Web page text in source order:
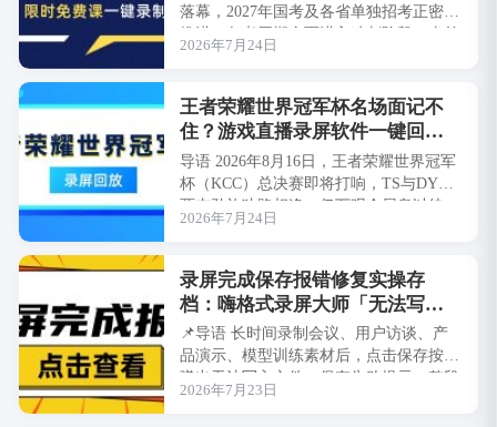
落幕，2027年国考及各省单独招考正密集
推进，备考周期全面进入冲刺阶段。当前
各大公考培训平台频繁推出限时免···
2026年7月24日
王者荣耀世界冠军杯名场面记不
住？游戏直播录屏软件一键回放
无遗憾
导语 2026年8月16日，王者荣耀世界冠军
杯（KCC）总决赛即将打响，TS与DYG
两支劲旅狭路相逢，亿万观众屏息以待。
团战逆转、极限翻盘、五杀收割——···
2026年7月24日
录屏完成保存报错修复实操存
档：嗨格式录屏大师「无法写入
文件/保存失败」完整故障处理手
册
📌导语 长时间录制会议、用户访谈、产
品演示、模型训练素材后，点击保存按钮
弹出无法写入文件、保存失败提示，整段
录制视频无法导出，几小时录制内容直接
2026年7月23日